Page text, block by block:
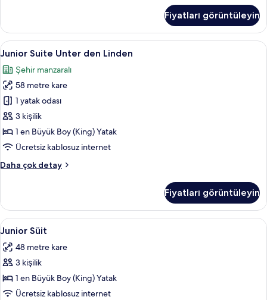
(Queen)
Boy
Yatak
daha
fazla
detay
Fiyatları görüntüleyin
Junior
Suite
Unter
den
Linden
için
tüm
fotoğrafları
Junior Suite Unter den Linden |
10
Junior Suite Unter den Linden
Şehir manzaralı
58 metre kare
1 yatak odası
3 kişilik
1 en Büyük Boy (King) Yatak
Ücretsiz kablosuz internet
Daha çok detay
Junior
Linden
hakkında
daha
detay
Fiyatları görüntüleyin
Junior
Süit
için
tüm
fotoğrafları
görün
Junior Süit | Kaliteli yatak takımı,
8
Junior Süit
48 metre kare
3 kişilik
1 en Büyük Boy (King) Yatak
Ücretsiz kablosuz internet